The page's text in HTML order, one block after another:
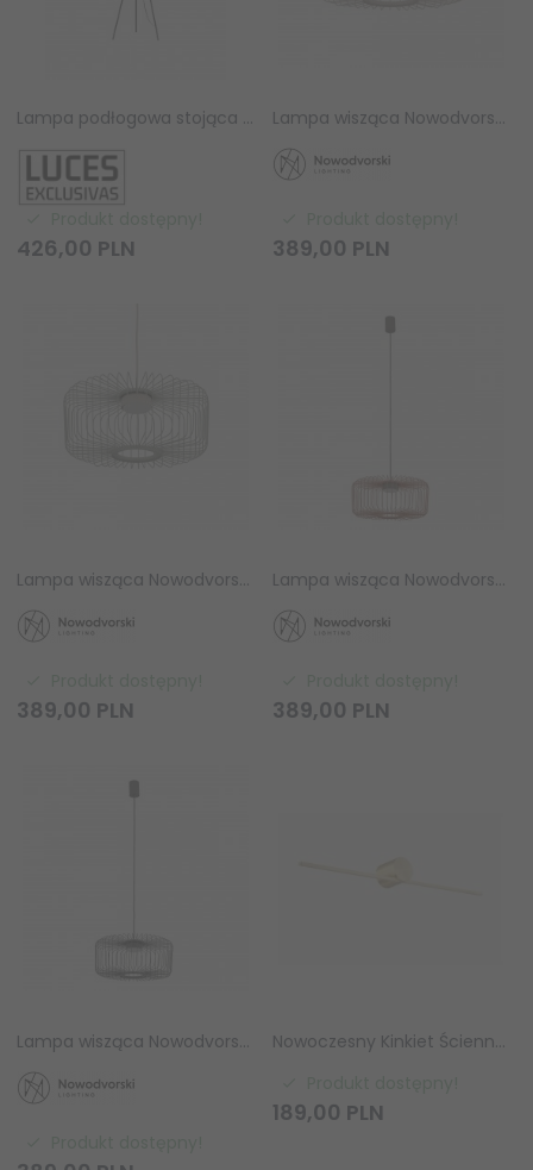
Lampa podłogowa stojąca czarna metalowa na trójnogu nowoczesna Luces Exclusivas
426,00 PLN
Lampa wisząca Nowodvorski KENAI C 12226 beżowa GX53 metalowa siatka
389,00 PLN
Lampa wisząca Nowodvorski KENAI C 12230 szałwiowa GX53 druciana
389,00 PLN
Lampa wisząca Nowodvorski KENAI C 12227 terakota GX53 druciana
389,00 PLN
Lampa wisząca Nowodvorski KENAI C 12228 jedwabisty grafit GX53
Nowoczesny Kinkiet Ścienny LED Nad Lustro Złoty CAMARA W89949-6W-GD ZUMA LINE
189,00 PLN